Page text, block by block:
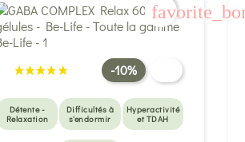
-10%
Détente -
Relaxation
Difficultés à
s'endormir
Hyperactivité
et TDAH